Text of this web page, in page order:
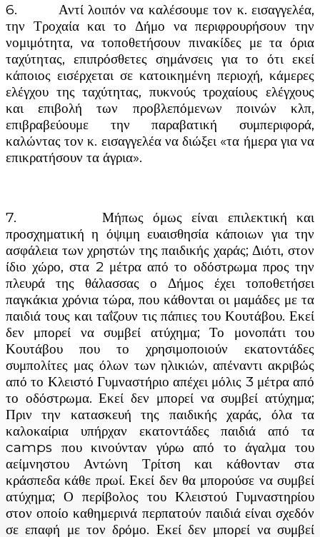
6. Αντί λοιπόν να καλέσουμε τον κ. εισαγγελέα,
την Τροχαία και το Δήμο να περιφρουρήσουν την
νομιμότητα, να τοποθετήσουν πινακίδες με τα όρια
ταχύτητας, επιπρόσθετες σημάνσεις για το ότι εκεί
κάποιος εισέρχεται σε κατοικημένη περιοχή, κάμερες
ελέγχου της ταχύτητας, πυκνούς τροχαίους ελέγχους
και επιβολή των προβλεπόμενων ποινών κλπ,
επιβραβεύουμε την παραβατική συμπεριφορά,
καλώντας τον κ. εισαγγελέα να διώξει «τα ήμερα για να
επικρατήσουν τα άγρια».
7. Μήπως όμως είναι επιλεκτική και
προσχηματική η όψιμη ευαισθησία κάποιων για την
ασφάλεια των χρηστών της παιδικής χαράς; Διότι, στον
ίδιο χώρο, στα 2 μέτρα από το οδόστρωμα προς την
πλευρά της θάλασσας ο Δήμος έχει τοποθετήσει
παγκάκια χρόνια τώρα, που κάθονται οι μαμάδες με τα
παιδιά τους και ταΐζουν τις πάπιες του Κουτάβου. Εκεί
δεν μπορεί να συμβεί ατύχημα; Το μονοπάτι του
Κουτάβου που το χρησιμοποιούν εκατοντάδες
συμπολίτες μας όλων των ηλικιών, απέναντι ακριβώς
από το Κλειστό Γυμναστήριο απέχει μόλις 3 μέτρα από
το οδόστρωμα. Εκεί δεν μπορεί να συμβεί ατύχημα;
Πριν την κατασκευή της παιδικής χαράς, όλα τα
καλοκαίρια υπήρχαν εκατοντάδες παιδιά από τα
camps που κινούνταν γύρω από το άγαλμα του
αείμνηστου Αντώνη Τρίτση και κάθονταν στα
κράσπεδα κάθε πρωί. Εκεί δεν θα μπορούσε να συμβεί
ατύχημα; Ο περίβολος του Κλειστού Γυμναστηρίου
στον οποίο καθημερινά περπατούν παιδιά είναι σχεδόν
σε επαφή με τον δρόμο. Εκεί δεν μπορεί να συμβεί